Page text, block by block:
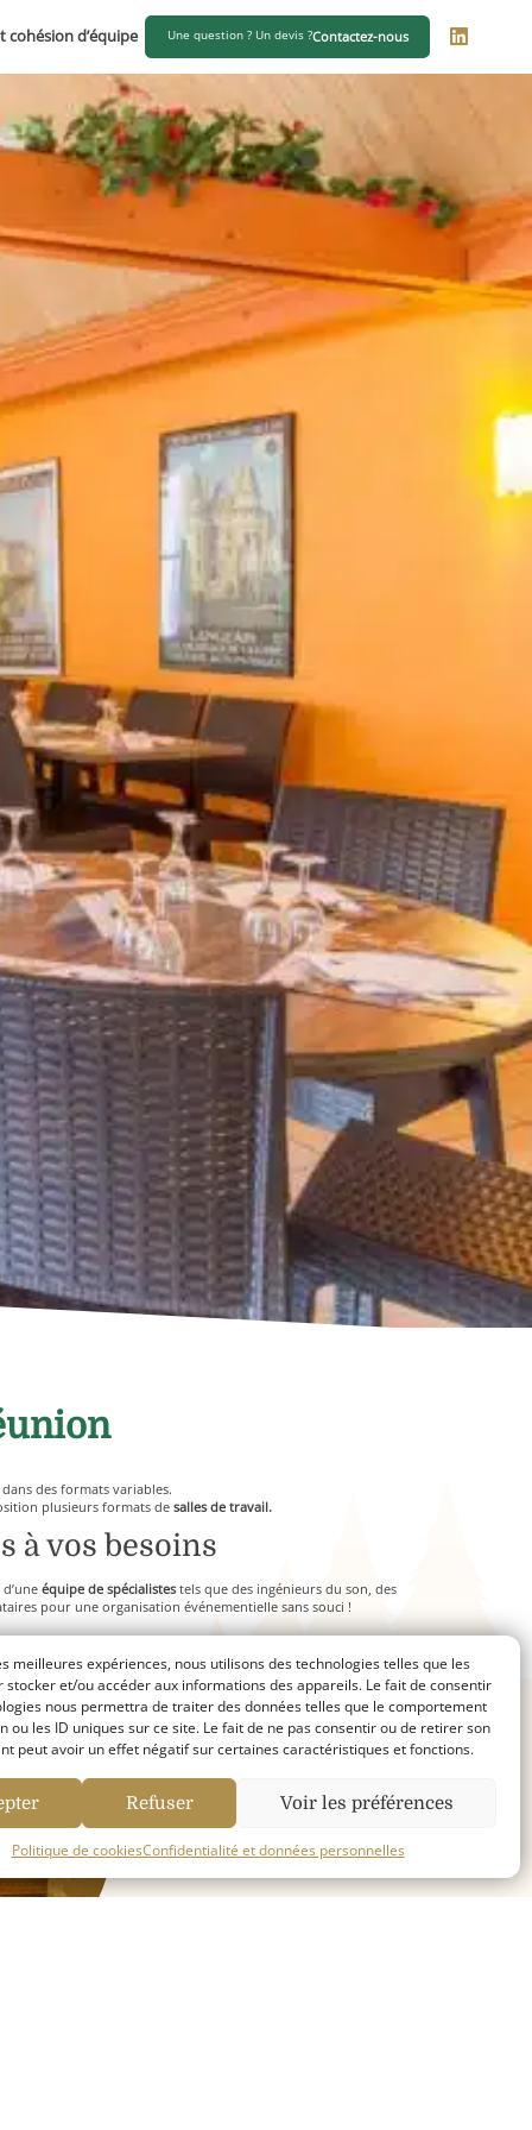
meilleures expériences, nous utilisons des technologies telles que les
stocker et/ou accéder aux informations des appareils. Le fait de consentir
nous permettra de traiter des données telles que le comportement
ou les ID uniques sur ce site. Le fait de ne pas consentir ou de retirer son
peut avoir un effet négatif sur certaines caractéristiques et fonctions.
Refuser Voir les préférences
Politique de cookiesConfidentialité et données personnelles
cohésion d’équipe Une question ? Un devis ?Contactez-nous
des formats variables.
plusieurs formats de salles de travail.
à vos besoins
équipe de spécialistes tels que des ingénieurs du son, des
pour une organisation événementielle sans souci !
100 personnes
250 personnes
20, 30, 40 et 60 personne s